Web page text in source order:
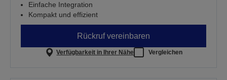
Einfache Integration
Kompakt und effizient
Rückruf vereinbaren
Verfügbarkeit in Ihrer Nähe Vergleichen